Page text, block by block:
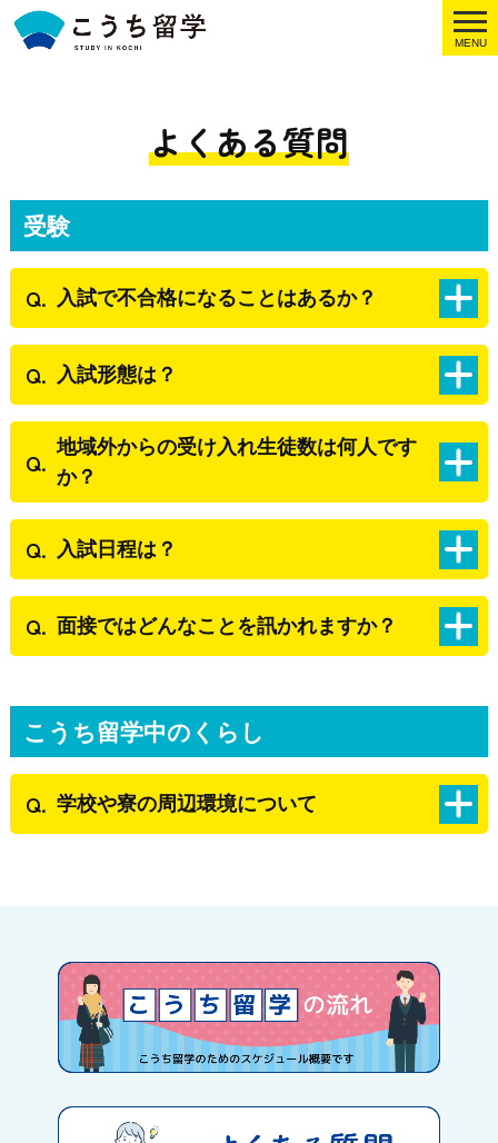
MENU
よくある質問
受験
入試で不合格になることはあるか？
入試形態は？
地域外からの受け入れ生徒数は何人です
か？
入試日程は？
面接ではどんなことを訊かれますか？
こうち留学中のくらし
学校や寮の周辺環境について